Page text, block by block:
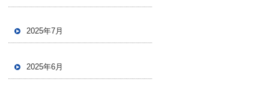
2025年7月
2025年6月